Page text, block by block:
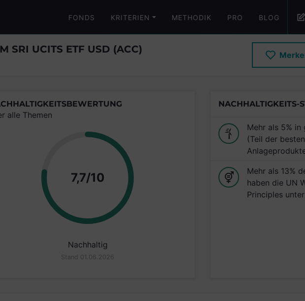
FONDS KRITERIEN METHODIK PRO BLOG
SRI UCITS ETF USD (ACC)
alle Themen
7,7/10 Punkte
Nachhaltig
Stand 01.06.2026
NACHHALTIGKEITS-
Mehr als 5%
(Teil der
Mehr als 13%
haben die UN
Principles